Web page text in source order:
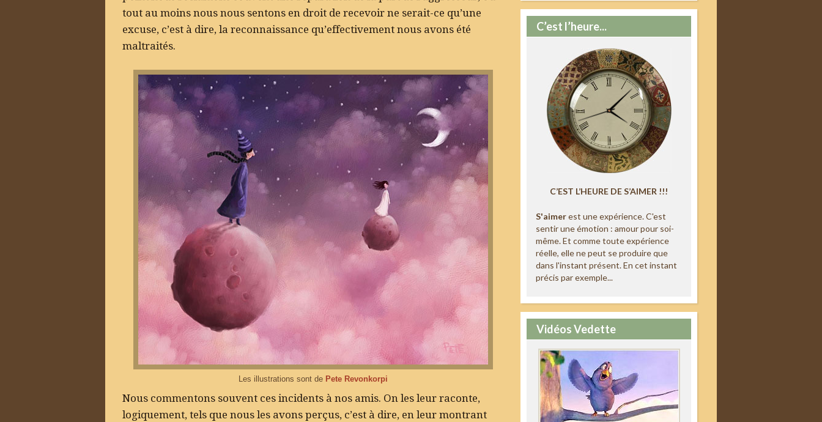
tout au moins nous nous sentons en droit de recevoir ne serait-ce qu’une
excuse, c’est à dire, la reconnaissance qu’effectivement nous avons été
maltraités.
Les illustrations sont de Pete Revonkorpi
Nous commentons souvent ces incidents à nos amis. On les leur raconte,
logiquement, tels que nous les avons perçus, c’est à dire, en leur montrant
C’est l’heure...
C’EST L’HEURE DE S’AIMER !!!
S'aimerest une expérience. C'est
sentir une émotion : amour pour soi-
même. Et comme toute expérience
réelle, elle ne peut se produire que
dans l'instant présent. En cet instant
précis par exemple...
Vidéos Vedette